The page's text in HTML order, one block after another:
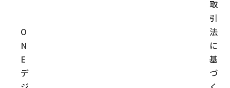
O
N
E
デ
取
引
法
に
基
づ